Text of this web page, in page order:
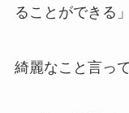
ることができる」
綺麗なこと言っ